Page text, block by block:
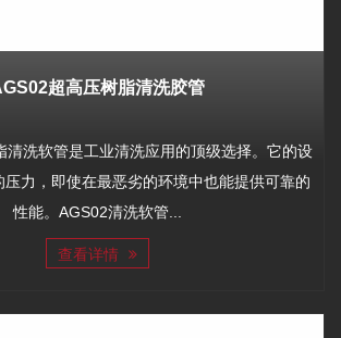
超高压树脂清洗胶管
清洗软管是工业清洗应用的顶级选择。它的设
力，即使在最恶劣的环境中也能提供可靠的
性能。AGS02清洗软管...
查看详情